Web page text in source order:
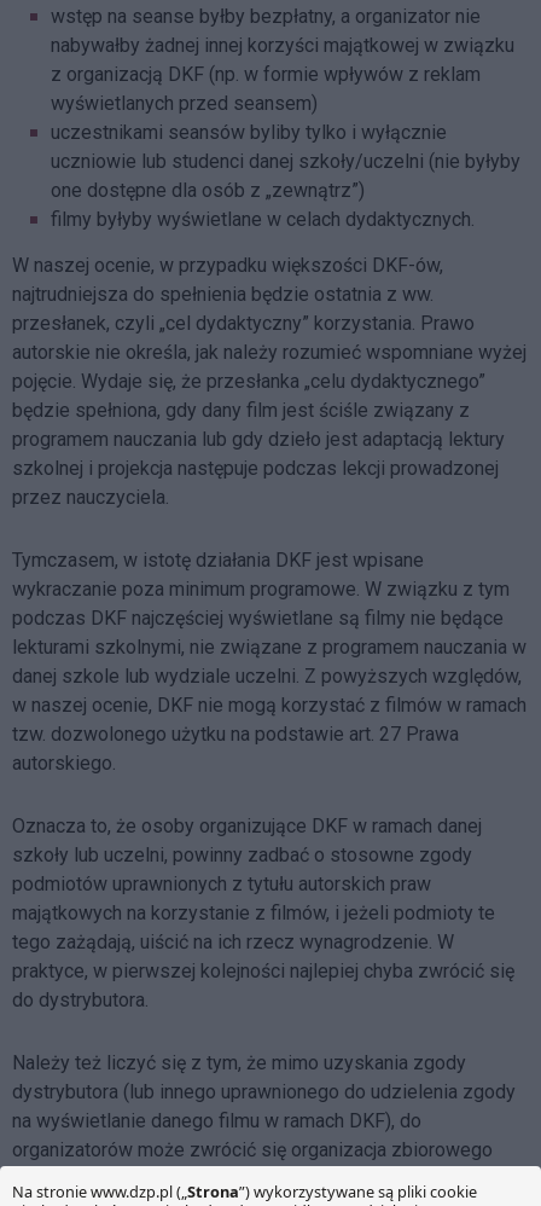
wstęp na seanse byłby bezpłatny, a organizator nie
nabywałby żadnej innej korzyści majątkowej w związku
z organizacją DKF (np. w formie wpływów z reklam
wyświetlanych przed seansem)
uczestnikami seansów byliby tylko i wyłącznie
uczniowie lub studenci danej szkoły/uczelni (nie byłyby
one dostępne dla osób z „zewnątrz”)
filmy byłyby wyświetlane w celach dydaktycznych.
W naszej ocenie, w przypadku większości DKF-ów,
najtrudniejsza do spełnienia będzie ostatnia z ww.
przesłanek, czyli „cel dydaktyczny” korzystania. Prawo
autorskie nie określa, jak należy rozumieć wspomniane wyżej
pojęcie. Wydaje się, że przesłanka „celu dydaktycznego”
będzie spełniona, gdy dany film jest ściśle związany z
programem nauczania lub gdy dzieło jest adaptacją lektury
szkolnej i projekcja następuje podczas lekcji prowadzonej
przez nauczyciela.
Tymczasem, w istotę działania DKF jest wpisane
wykraczanie poza minimum programowe. W związku z tym
podczas DKF najczęściej wyświetlane są filmy nie będące
lekturami szkolnymi, nie związane z programem nauczania w
danej szkole lub wydziale uczelni. Z powyższych względów,
w naszej ocenie, DKF nie mogą korzystać z filmów w ramach
tzw. dozwolonego użytku na podstawie art. 27 Prawa
autorskiego.
Oznacza to, że osoby organizujące DKF w ramach danej
szkoły lub uczelni, powinny zadbać o stosowne zgody
podmiotów uprawnionych z tytułu autorskich praw
majątkowych na korzystanie z filmów, i jeżeli podmioty te
tego zażądają, uiścić na ich rzecz wynagrodzenie. W
praktyce, w pierwszej kolejności najlepiej chyba zwrócić się
do dystrybutora.
Należy też liczyć się z tym, że mimo uzyskania zgody
dystrybutora (lub innego uprawnionego do udzielenia zgody
na wyświetlanie danego filmu w ramach DKF), do
organizatorów może zwrócić się organizacja zbiorowego